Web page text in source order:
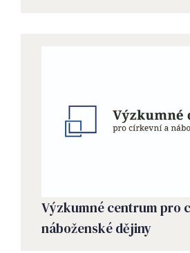
Výzkumné centrum pro
náboženské dějiny